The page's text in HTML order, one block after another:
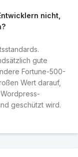
nicht,
gute
Fortune-500-
Wert darauf,
geschützt wird.